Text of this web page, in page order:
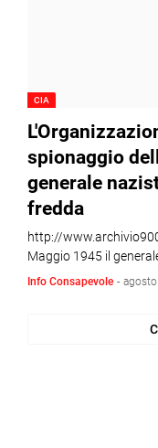
CIA
spionaggio
generale
fredda
http://
Maggio 1945 il
Info Consapevole -